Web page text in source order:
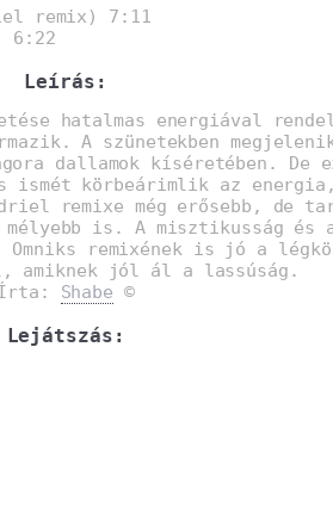
remix) 7:11
6:22
Leírás:
hatalmas energiával
A szünetekben
dallamok kíséretében. De
körbeárimlik az
remixe még erősebb, de
is. A misztikusság és
remixének is jó a
amiknek jól ál a lassúság.
Shabe ©
Lejátszás: